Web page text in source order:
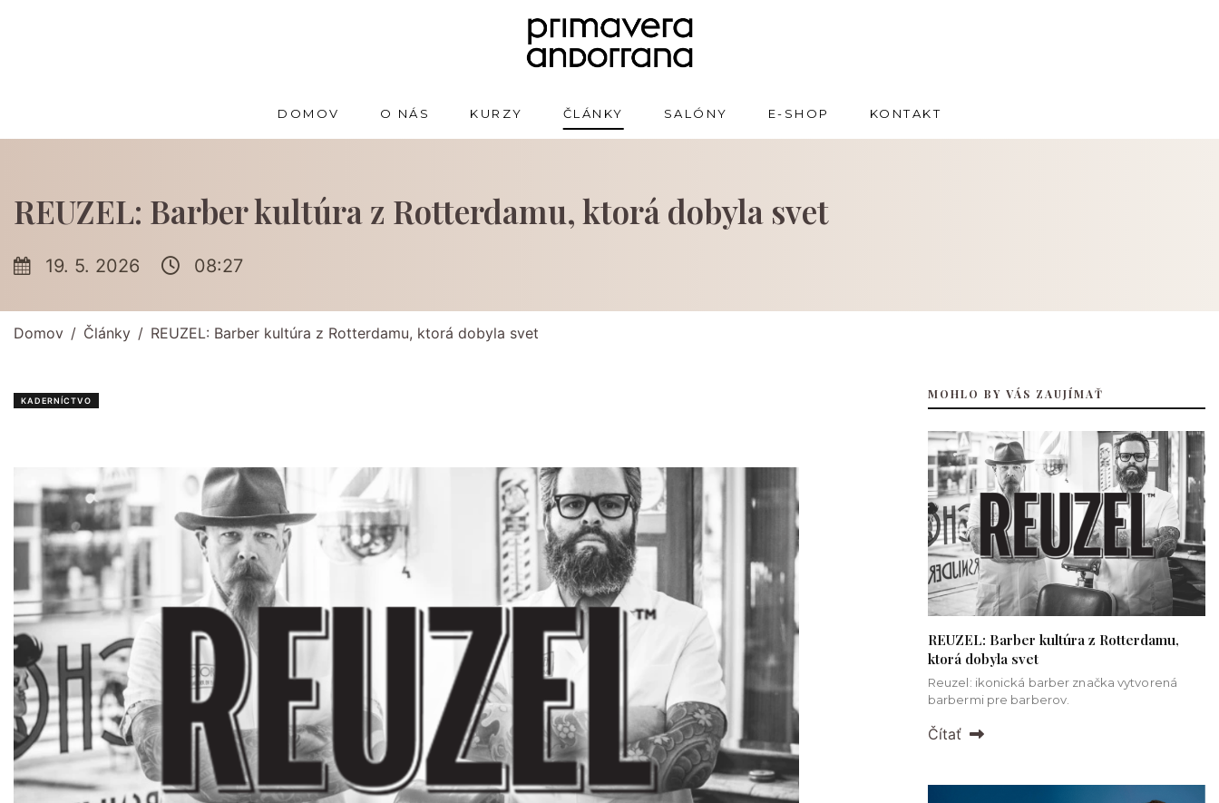
DOMOV O NÁS KURZY ČLÁNKY SALÓNY E-SHOP KONTAKT
REUZEL: Barber kultúra z Rotterdamu, ktorá dobyla svet
19. 5. 2026 08:27
Domov Články REUZEL: Barber kultúra z Rotterdamu, ktorá dobyla svet
KADERNÍCTVO MOHLO BY VÁS ZAUJÍMAŤ
REUZEL: Barber kultúra z Rotterdamu,
ktorá dobyla svet
Reuzel: ikonická barber značka vytvorená
barbermi pre barberov.
Čítať